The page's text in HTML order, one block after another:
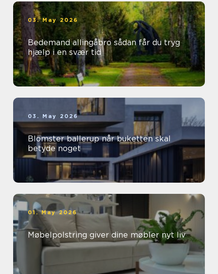
03. May 2026
Bedemand allingåbro sådan får du tryg
hjælp i en svær tid
03. May 2026
Blomster ballerup når buketten skal
betyde noget
01. May 2026
Møbelpolstring giver dine møbler nyt liv